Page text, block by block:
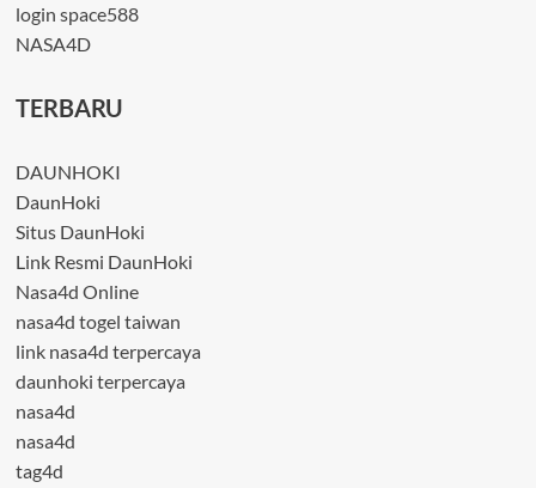
login space588
NASA4D
TERBARU
DAUNHOKI
DaunHoki
Situs DaunHoki
Link Resmi DaunHoki
Nasa4d Online
nasa4d togel taiwan
link nasa4d terpercaya
daunhoki terpercaya
nasa4d
nasa4d
tag4d